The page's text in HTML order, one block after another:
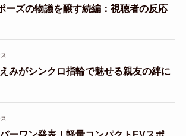
ーズの物議を醸す続編：視聴者の反応
みがシンクロ指輪で魅せる親友の絆に